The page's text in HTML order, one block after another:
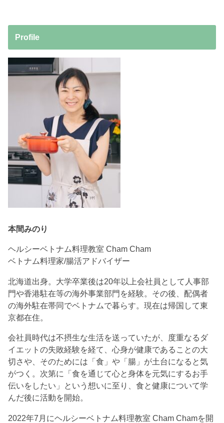
Profile
本間みのり
ヘルシーベトナム料理教室 Cham Cham
ベトナム料理家/腸活アドバイザー
北海道出身。大学卒業後は20年以上会社員として人事部
門や香港駐在等の海外事業部門を経験。その後、配偶者
の海外駐在帯同でベトナムで暮らす。現在は帰国して東
京都在住。
会社員時代は不摂生な生活を送っていたが、度重なるダ
イエットの失敗経験を経て、心身が健康であることの大
切さや、そのためには「食」や「腸」が土台になると気
がつく。次第に「食を通じて心と身体を元気にするお手
伝いをしたい」という想いに至り、食と健康について学
んだ後に活動を開始。
2022年7月にヘルシーベトナム料理教室 Cham Chamを開